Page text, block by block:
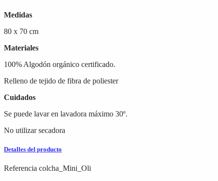
Medidas
80 x 70 cm
Materiales
100% Algodón orgánico certificado.
Relleno de tejido de fibra de poliester
Cuidados
Se puede lavar en lavadora máximo 30º.
No utilizar secadora
Detalles del producto
Referencia colcha_Mini_Oli